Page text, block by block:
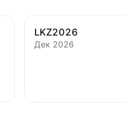
LKZ2026
Дек 2026